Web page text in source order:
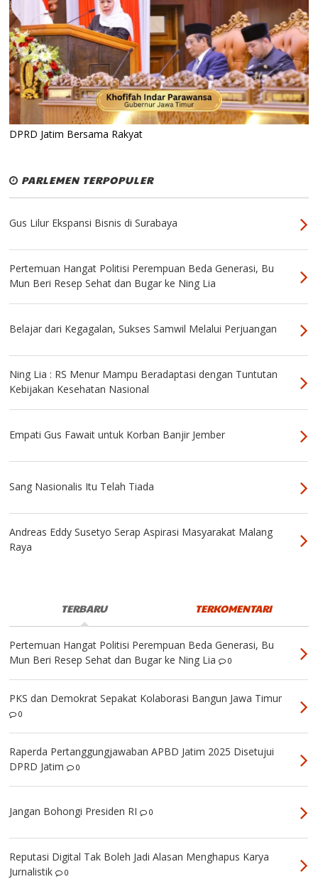
DPRD Jatim Bersama Rakyat
PARLEMEN TERPOPULER
Gus Lilur Ekspansi Bisnis di Surabaya
Pertemuan Hangat Politisi Perempuan Beda Generasi, Bu
Mun Beri Resep Sehat dan Bugar ke Ning Lia
Belajar dari Kegagalan, Sukses Samwil Melalui Perjuangan
Ning Lia : RS Menur Mampu Beradaptasi dengan Tuntutan
Kebijakan Kesehatan Nasional
Empati Gus Fawait untuk Korban Banjir Jember
Sang Nasionalis Itu Telah Tiada
Andreas Eddy Susetyo Serap Aspirasi Masyarakat Malang
Raya
TERBARU TERKOMENTARI
Pertemuan Hangat Politisi Perempuan Beda Generasi, Bu
Mun Beri Resep Sehat dan Bugar ke Ning Lia
0
PKS dan Demokrat Sepakat Kolaborasi Bangun Jawa Timur
0
Raperda Pertanggungjawaban APBD Jatim 2025 Disetujui
DPRD Jatim
0
Jangan Bohongi Presiden RI 0
Reputasi Digital Tak Boleh Jadi Alasan Menghapus Karya
Jurnalistik
0